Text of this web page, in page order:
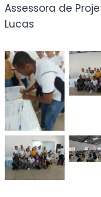
Assessora de
Lucas
Sem
legenda
Sem
legenda